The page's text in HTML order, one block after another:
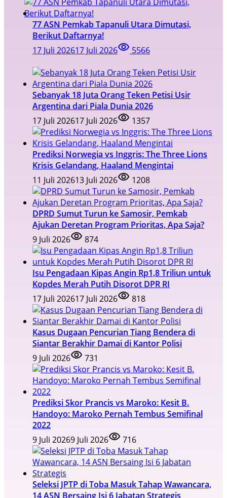
77 ASN Pemkab Tapanuli Utara Dimutasi,
Berikut Daftarnya!
17 Juli 202617 Juli 2026 5566
Sebanyak 18 Juta Orang Teken Petisi Usir
Argentina dari Piala Dunia 2026
17 Juli 202617 Juli 2026 1357
Prediksi Norwegia vs Inggris: The Three Lions
Krisis Gelandang, Haaland Mengintai
11 Juli 202613 Juli 2026 1208
DPRD Sumut Turun ke Samosir, Pemkab
Ajukan Deretan Program Prioritas, Apa Saja?
9 Juli 2026
874
Isu Pengadaan Kipas Angin Rp1,8 Triliun untuk
Kopdes Merah Putih Disorot DPR RI
17 Juli 202617 Juli 2026 818
Kasus Dugaan Pencurian Tiang Bendera di
Siantar Berakhir Damai di Kantor Polisi
9 Juli 2026
731
Prediksi Skor Prancis vs Maroko: Kesit B.
Handoyo: Maroko Pernah Tembus Semifinal
2022
9 Juli 20269 Juli 2026 716
Seleksi JPTP di Toba Masuk Tahap Wawancara,
14 ASN Bersaing Isi 6 Jabatan Strategis